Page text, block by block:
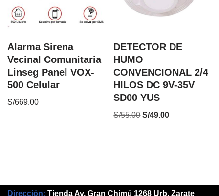
Alarma Sirena
Vecinal Comunitaria
Linseg Panel VOX-
500 Celular
S/669.00
DETECTOR DE
HUMO
CONVENCIONAL 2/4
HILOS DC 9V-35V
SD00 YUS
S/55.00 S/49.00
Dirección: Tienda Av. Gran Chimú 1268 Urb. Zarate